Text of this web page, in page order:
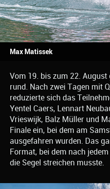
Max Matissek
Vom 19. bis zum 22.
rund. Nach zwei Tagen mit
reduzierte sich das
Yentel Caers, Lennart
Vrieswijk, Balz Müller und
Finale ein, bei dem am
ausgefahren wurden. Das
Format, bei dem nach
die Segel streichen musste.